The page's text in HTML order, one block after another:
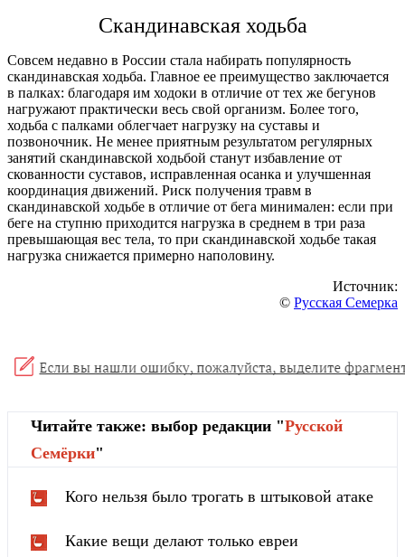
Скандинавская ходьба
Совсем недавно в России стала набирать популярность
скандинавская ходьба. Главное ее преимущество заключается
в палках: благодаря им ходоки в отличие от тех же бегунов
нагружают практически весь свой организм. Более того,
ходьба с палками облегчает нагрузку на суставы и
позвоночник. Не менее приятным результатом регулярных
занятий скандинавской ходьбой станут избавление от
скованности суставов, исправленная осанка и улучшенная
координация движений. Риск получения травм в
скандинавской ходьбе в отличие от бега минимален: если при
беге на ступню приходится нагрузка в среднем в три раза
превышающая вес тела, то при скандинавской ходьбе такая
нагрузка снижается примерно наполовину.
Источник:
© Русская Семерка
Читайте также: выбор редакции "Русской
Cемёрки"
Кого нельзя было трогать в штыковой атаке
Какие вещи делают только евреи